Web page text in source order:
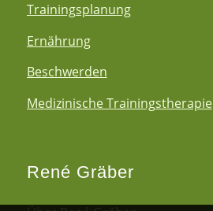
Trainingsplanung
Ernährung
Beschwerden
Medizinische Trainingstherapie
René Gräber